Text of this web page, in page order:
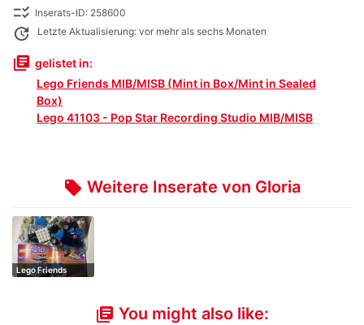
checklist_rtl Inserats-ID: 258600
update Letzte Aktualisierung: vor mehr als sechs Monaten
library_books gelistet in:
Lego Friends MIB/MISB (Mint in Box/Mint in Sealed
Box)
Lego 41103 - Pop Star Recording Studio MIB/MISB
local_offer Weitere Inserate von Gloria
Lego Friends
library_books You might also like: